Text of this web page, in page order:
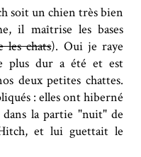
soit un chien très bien
il maîtrise les bases
les chats). Oui je raye
plus dur a été et est
deux petites chattes.
: elles ont hiberné
la partie "nuit" de
et lui guettait le